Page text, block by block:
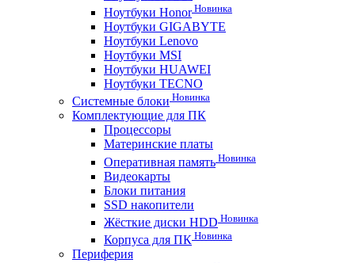
Ноутбуки HonorНовинка
Ноутбуки GIGABYTE
Ноутбуки Lenovo
Ноутбуки MSI
Ноутбуки HUAWEI
Ноутбуки TECNO
Системные блоки Новинка
Комплектующие для ПК
Процессоры
Материнские платы
Оперативная память Новинка
Видеокарты
Блоки питания
SSD накопители
Жёсткие диски HDD Новинка
Корпуса для ПК Новинка
Периферия